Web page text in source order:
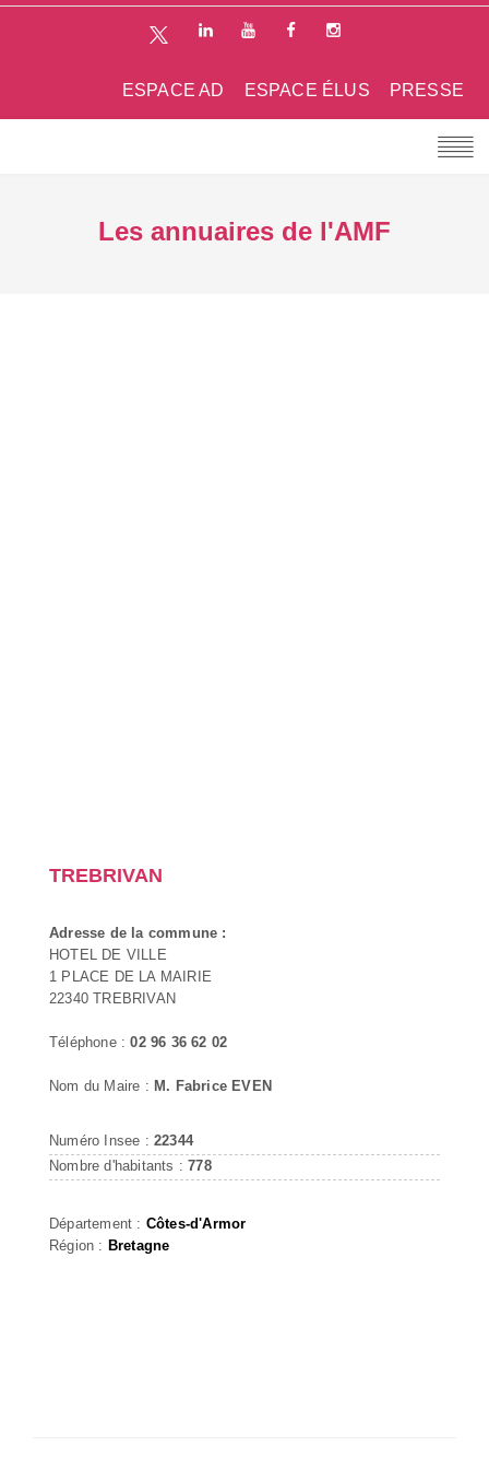
PRESSE
ESPACE ÉLUS
ESPACE AD
Les annuaires de l'AMF
TREBRIVAN
Adresse de la commune :
HOTEL DE VILLE
1 PLACE DE LA MAIRIE
22340 TREBRIVAN
Téléphone :02 96 36 62 02
Nom du Maire : M. Fabrice EVEN
Numéro Insee : 22344
Nombre d'habitants :778
Département : Côtes-d'Armor
Région : Bretagne